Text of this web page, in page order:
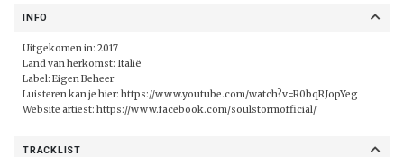
INFO
Uitgekomen in: 2017
Land van herkomst: Italië
Label: Eigen Beheer
Luisteren kan je hier: https://www.youtube.com/watch?v=R0bqRJopYeg
Website artiest: https://www.facebook.com/soulstormofficial/
TRACKLIST